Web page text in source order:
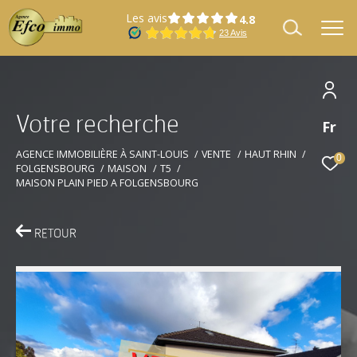
Fr
0
Les avis
Votre recherche
AGENCE IMMOBILIÈRE À SAINT-LOUIS VENTE
HAUT RHIN
FOLGENSBOURG
MAISON
T5
MAISON PLAIN PIED A FOLGENSBOURG
RETOUR
Effectuer une recherche
et trouver le bien qui correspond à vos
critères
d'offre
Vente
Type
de
bien
Type de bien
Localisation
Localisation